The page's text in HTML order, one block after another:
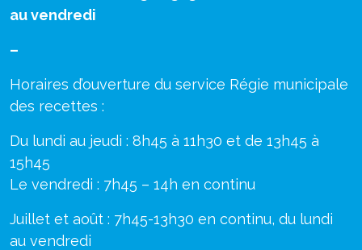
au vendredi
–
Horaires d’ouverture du service Régie municipale
des recettes :
Du lundi au jeudi : 8h45 à 11h30 et de 13h45 à
15h45
Le vendredi : 7h45 – 14h en continu
Juillet et août : 7h45-13h30 en continu, du lundi
au vendredi